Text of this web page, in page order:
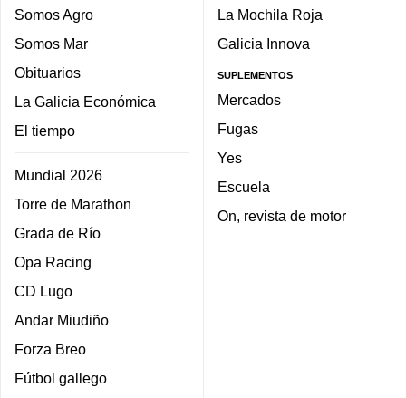
Somos Agro
Somos Mar
Obituarios
La Galicia Económica
El tiempo
Mundial 2026
Torre de Marathon
Grada de Río
Opa Racing
CD Lugo
Andar Miudiño
Forza Breo
Fútbol gallego
La Mochila Roja
Galicia Innova
SUPLEMENTOS
Mercados
Fugas
Yes
Escuela
On, revista de motor